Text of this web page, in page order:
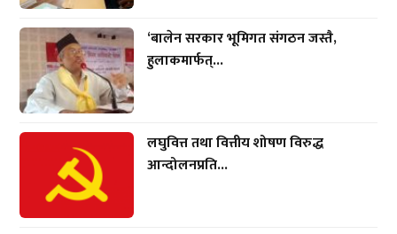
‘बालेन सरकार भूमिगत संगठन जस्तै,
हुलाकमार्फत्...
लघुवित्त तथा वित्तीय शोषण विरुद्ध
आन्दोलनप्रति...